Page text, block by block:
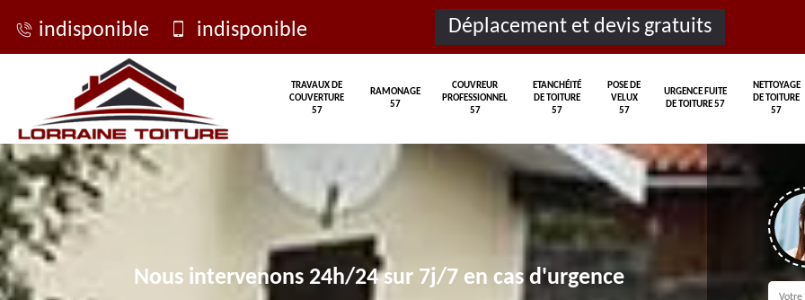
indisponible indisponible Déplacement et devis gratuits
TRAVAUX DE
COUVERTURE
57
RAMONAGE
57
COUVREUR
PROFESSIONNEL
57
ETANCHÉITÉ
DE TOITURE
57
POSE DE
VELUX
57
URGENCE FUITE
DE TOITURE 57
NETTOYAGE
DE TOITURE
57
Nous intervenons 24h/24 sur 7j/7 en cas d'urgence